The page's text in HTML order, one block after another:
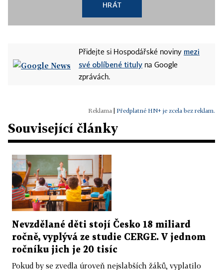
HRÁT
Přidejte si Hospodářské noviny mezi
své oblíbené tituly na Google
zprávách.
Předplatné HN+ je zcela bez reklam.
Související články
Nevzdělané děti stojí Česko 18 miliard
ročně, vyplývá ze studie CERGE. V jednom
ročníku jich je 20 tisíc
Pokud by se zvedla úroveň nejslabších žáků, vyplatilo